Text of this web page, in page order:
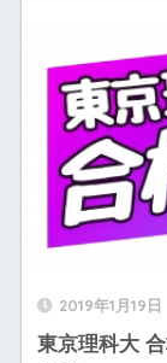
2019年1月19日
東京理科大